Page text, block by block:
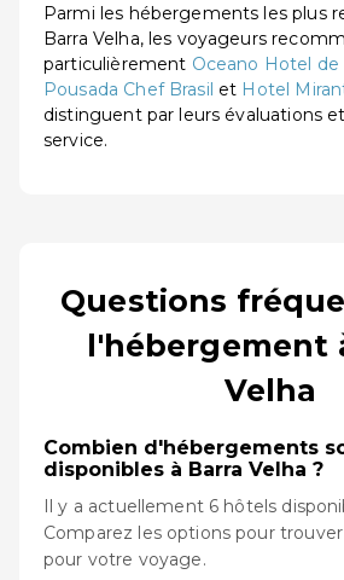
Parmi les hébergements les plus
Barra Velha, les voyageurs
particulièrement Oceano Hotel de
Pousada Chef Brasil et Hotel
distinguent par leurs évaluations
service.
Questions
l'hébergement
Velha
Combien d'hébergements
disponibles à Barra Velha ?
Il y a actuellement 6 hôtels
Comparez les options pour
pour votre voyage.